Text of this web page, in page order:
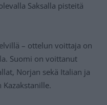
Saksalla pisteitä
– ottelun voittaja on
Suomi on voittanut
Norjan sekä Italian ja